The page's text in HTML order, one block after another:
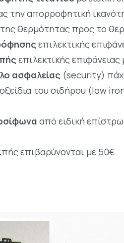
την απορροφητική
θερμότητας προς το
επιλεκτικής
επιλεκτικής
ασφαλείας (security)
του σιδήρου (low
από ειδική
επιβαρύνονται με 50€